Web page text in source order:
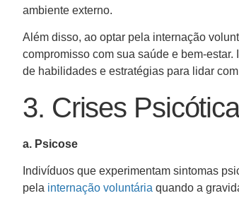
ambiente externo.
Além disso, ao optar pela internação
compromisso com sua saúde e bem-
de habilidades e estratégias para lidar
3. Crises
a. Psicose
Indivíduos que experimentam sintomas
pela internação voluntária quando a